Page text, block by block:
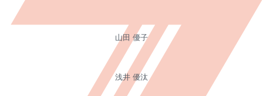
山田 優子
浅井 優汰